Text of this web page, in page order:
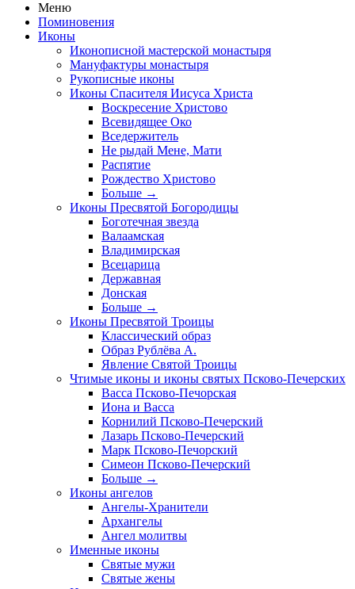
Меню
Поминовения
Иконы
Иконописной мастерской монастыря
Мануфактуры монастыря
Рукописные иконы
Иконы Спасителя Иисуса Христа
Воскресение Христово
Всевидящее Око
Вседержитель
Не рыдай Мене, Мати
Распятие
Рождество Христово
Больше →
Иконы Пресвятой Богородицы
Боготечная звезда
Валаамская
Владимирская
Всецарица
Державная
Донская
Больше →
Иконы Пресвятой Троицы
Классический образ
Образ Рублёва А.
Явление Святой Троицы
Чтимые иконы и иконы святых Псково-Печерских
Васса Псково-Печорская
Иона и Васса
Корнилий Псково-Печерский
Лазарь Псково-Печерский
Марк Псково-Печорский
Симеон Псково-Печерский
Больше →
Иконы ангелов
Ангелы-Хранители
Архангелы
Ангел молитвы
Именные иконы
Святые мужи
Святые жены